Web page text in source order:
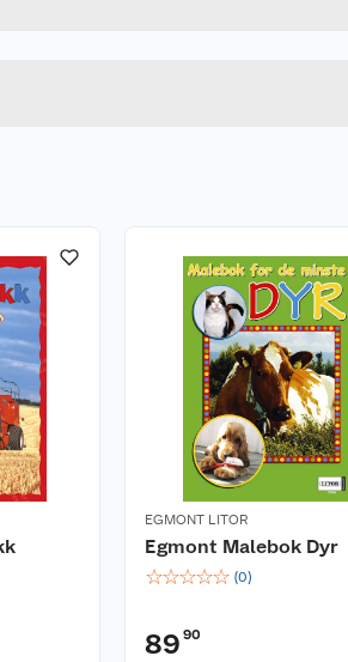
EGMONT LITOR
Egmont Malebok Dyr
☆☆☆☆☆ (0)
89 90